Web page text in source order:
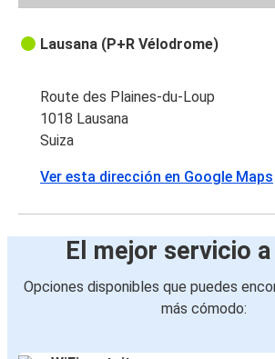
Lausana (P+R Vélodrome)
Route des Plaines-du-Loup
1018 Lausana
Suiza
Ver esta dirección en Google Maps
El mejor servicio
Opciones disponibles que puedes
más cómodo: